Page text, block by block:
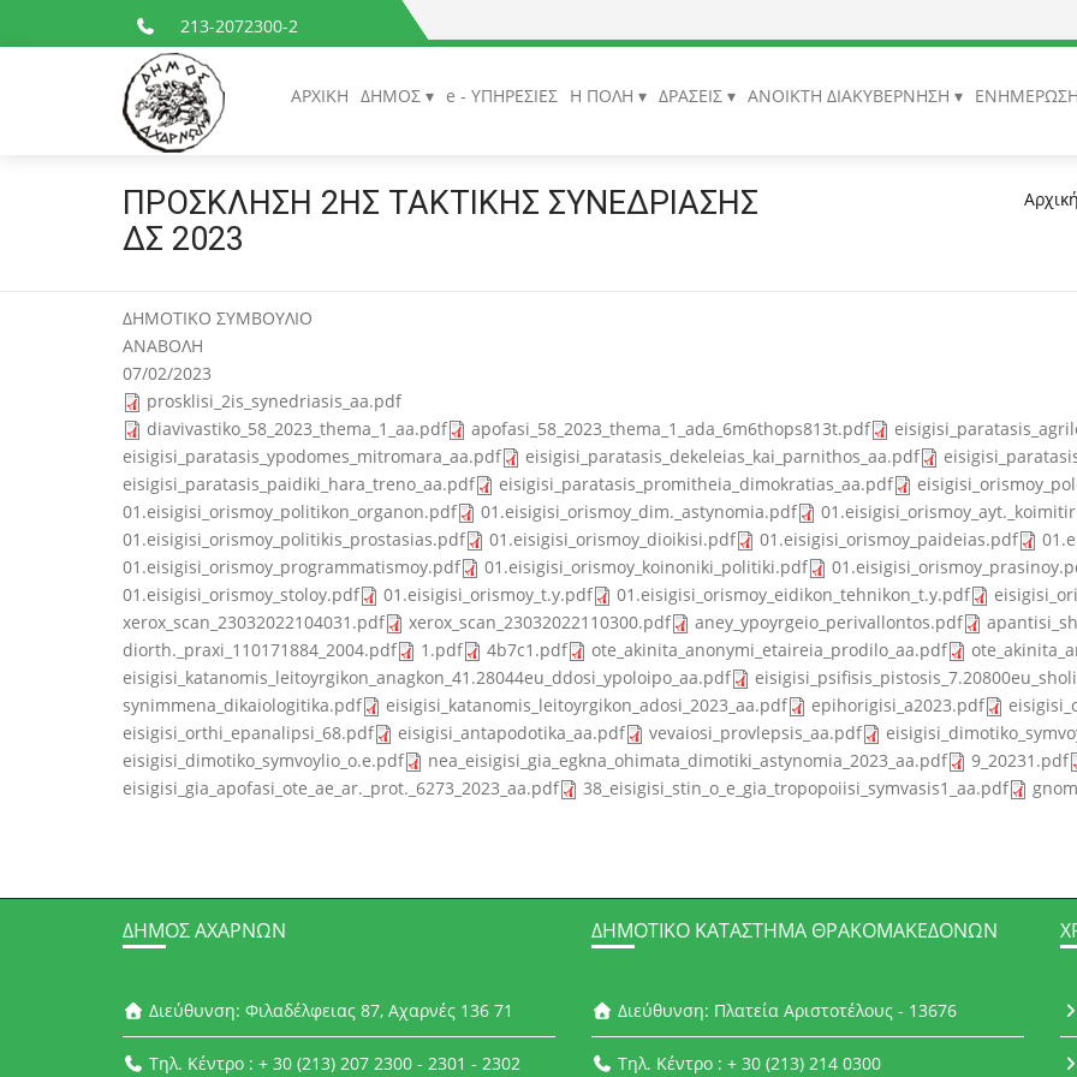
213-2072300-2
ΑΡΧΙΚΗ ΔΗΜΟΣ e - ΥΠΗΡΕΣΙΕΣ Η ΠΟΛΗ ΔΡΑΣΕΙΣ ΑΝΟΙΚΤΗ ΔΙΑΚΥΒΕΡΝΗΣΗ
ΠΡΟΣΚΛΗΣΗ 2ΗΣ ΤΑΚΤΙΚΗΣ ΣΥΝΕΔΡΙΑΣΗΣ
ΔΣ 2023
ΔΗΜΟΤΙΚΟ ΣΥΜΒΟΥΛΙΟ
ΑΝΑΒΟΛΗ
07/02/2023
prosklisi_2is_synedriasis_aa.pdf
diavivastiko_58_2023_thema_1_aa.pdf
apofasi_58_2023_thema_1_ada_6m6thops813t.pdf
eisigisi_paratasis_ypodomes_mitromara_aa.pdf
eisigisi_paratasis_dekeleias_kai_parnithos_aa.pdf
eisigisi_paratasis_paidiki_hara_treno_aa.pdf
eisigisi_paratasis_promitheia_dimokratias_aa.pdf
01.eisigisi_orismoy_politikon_organon.pdf
01.eisigisi_orismoy_dim._astynomia.pdf
01.eisigisi_orismoy_politikis_prostasias.pdf
01.eisigisi_orismoy_dioikisi.pdf 01.eisigisi_orismoy_paideias.pdf
01.eisigisi_orismoy_programmatismoy.pdf
01.eisigisi_orismoy_koinoniki_politiki.pdf
01.eisigisi_orismoy_stoloy.pdf
01.eisigisi_orismoy_t.y.pdf 01.eisigisi_orismoy_eidikon_tehnikon_t.y.pdf
xerox_scan_23032022104031.pdf
xerox_scan_23032022110300.pdf aney_ypoyrgeio_perivallontos.pdf
diorth._praxi_110171884_2004.pdf
1.pdf 4b7c1.pdf ote_akinita_anonymi_etaireia_prodilo_aa.pdf
eisigisi_katanomis_leitoyrgikon_anagkon_41.28044eu_ddosi_ypoloipo_aa.pdf
synimmena_dikaiologitika.pdf
eisigisi_katanomis_leitoyrgikon_adosi_2023_aa.pdf epihorigisi_a2023.pdf
eisigisi_orthi_epanalipsi_68.pdf
eisigisi_antapodotika_aa.pdf vevaiosi_provlepsis_aa.pdf
eisigisi_dimotiko_symvoylio_o.e.pdf
nea_eisigisi_gia_egkna_ohimata_dimotiki_astynomia_2023_aa.pdf
9_20231.pdf
eisigisi_gia_apofasi_ote_ae_ar._prot._6273_2023_aa.pdf
38_eisigisi_stin_o_e_gia_tropopoiisi_symvasis1_aa.pdf
ΔΉΜΟΣ ΑΧΑΡΝΏΝ
Διεύθυνση: Φιλαδέλφειας 87, Αχαρνές 136 71
Τηλ. Κέντρο : + 30 (213) 207 2300 - 2301 - 2302
ΔΗΜΟΤΙΚΌ ΚΑΤΆΣΤΗΜΑ ΘΡΑΚΟΜΑΚΕΔΌΝΩΝ
Διεύθυνση: Πλατεία Αριστοτέλους - 13676
Τηλ. Κέντρο : + 30 (213) 214 0300